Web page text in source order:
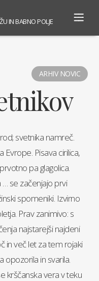
IN BABNO POLJE
ARHIV NOVIC
svetnika namreč.
Pisava cirilica,
pa glagolica.
se začenjajo prvi
spomeniki. Izvirno
Prav zanimivo: s
najstarejši najdeni
in več let za tem rojaki
opozorila in svarila.
krščanska vera v teku